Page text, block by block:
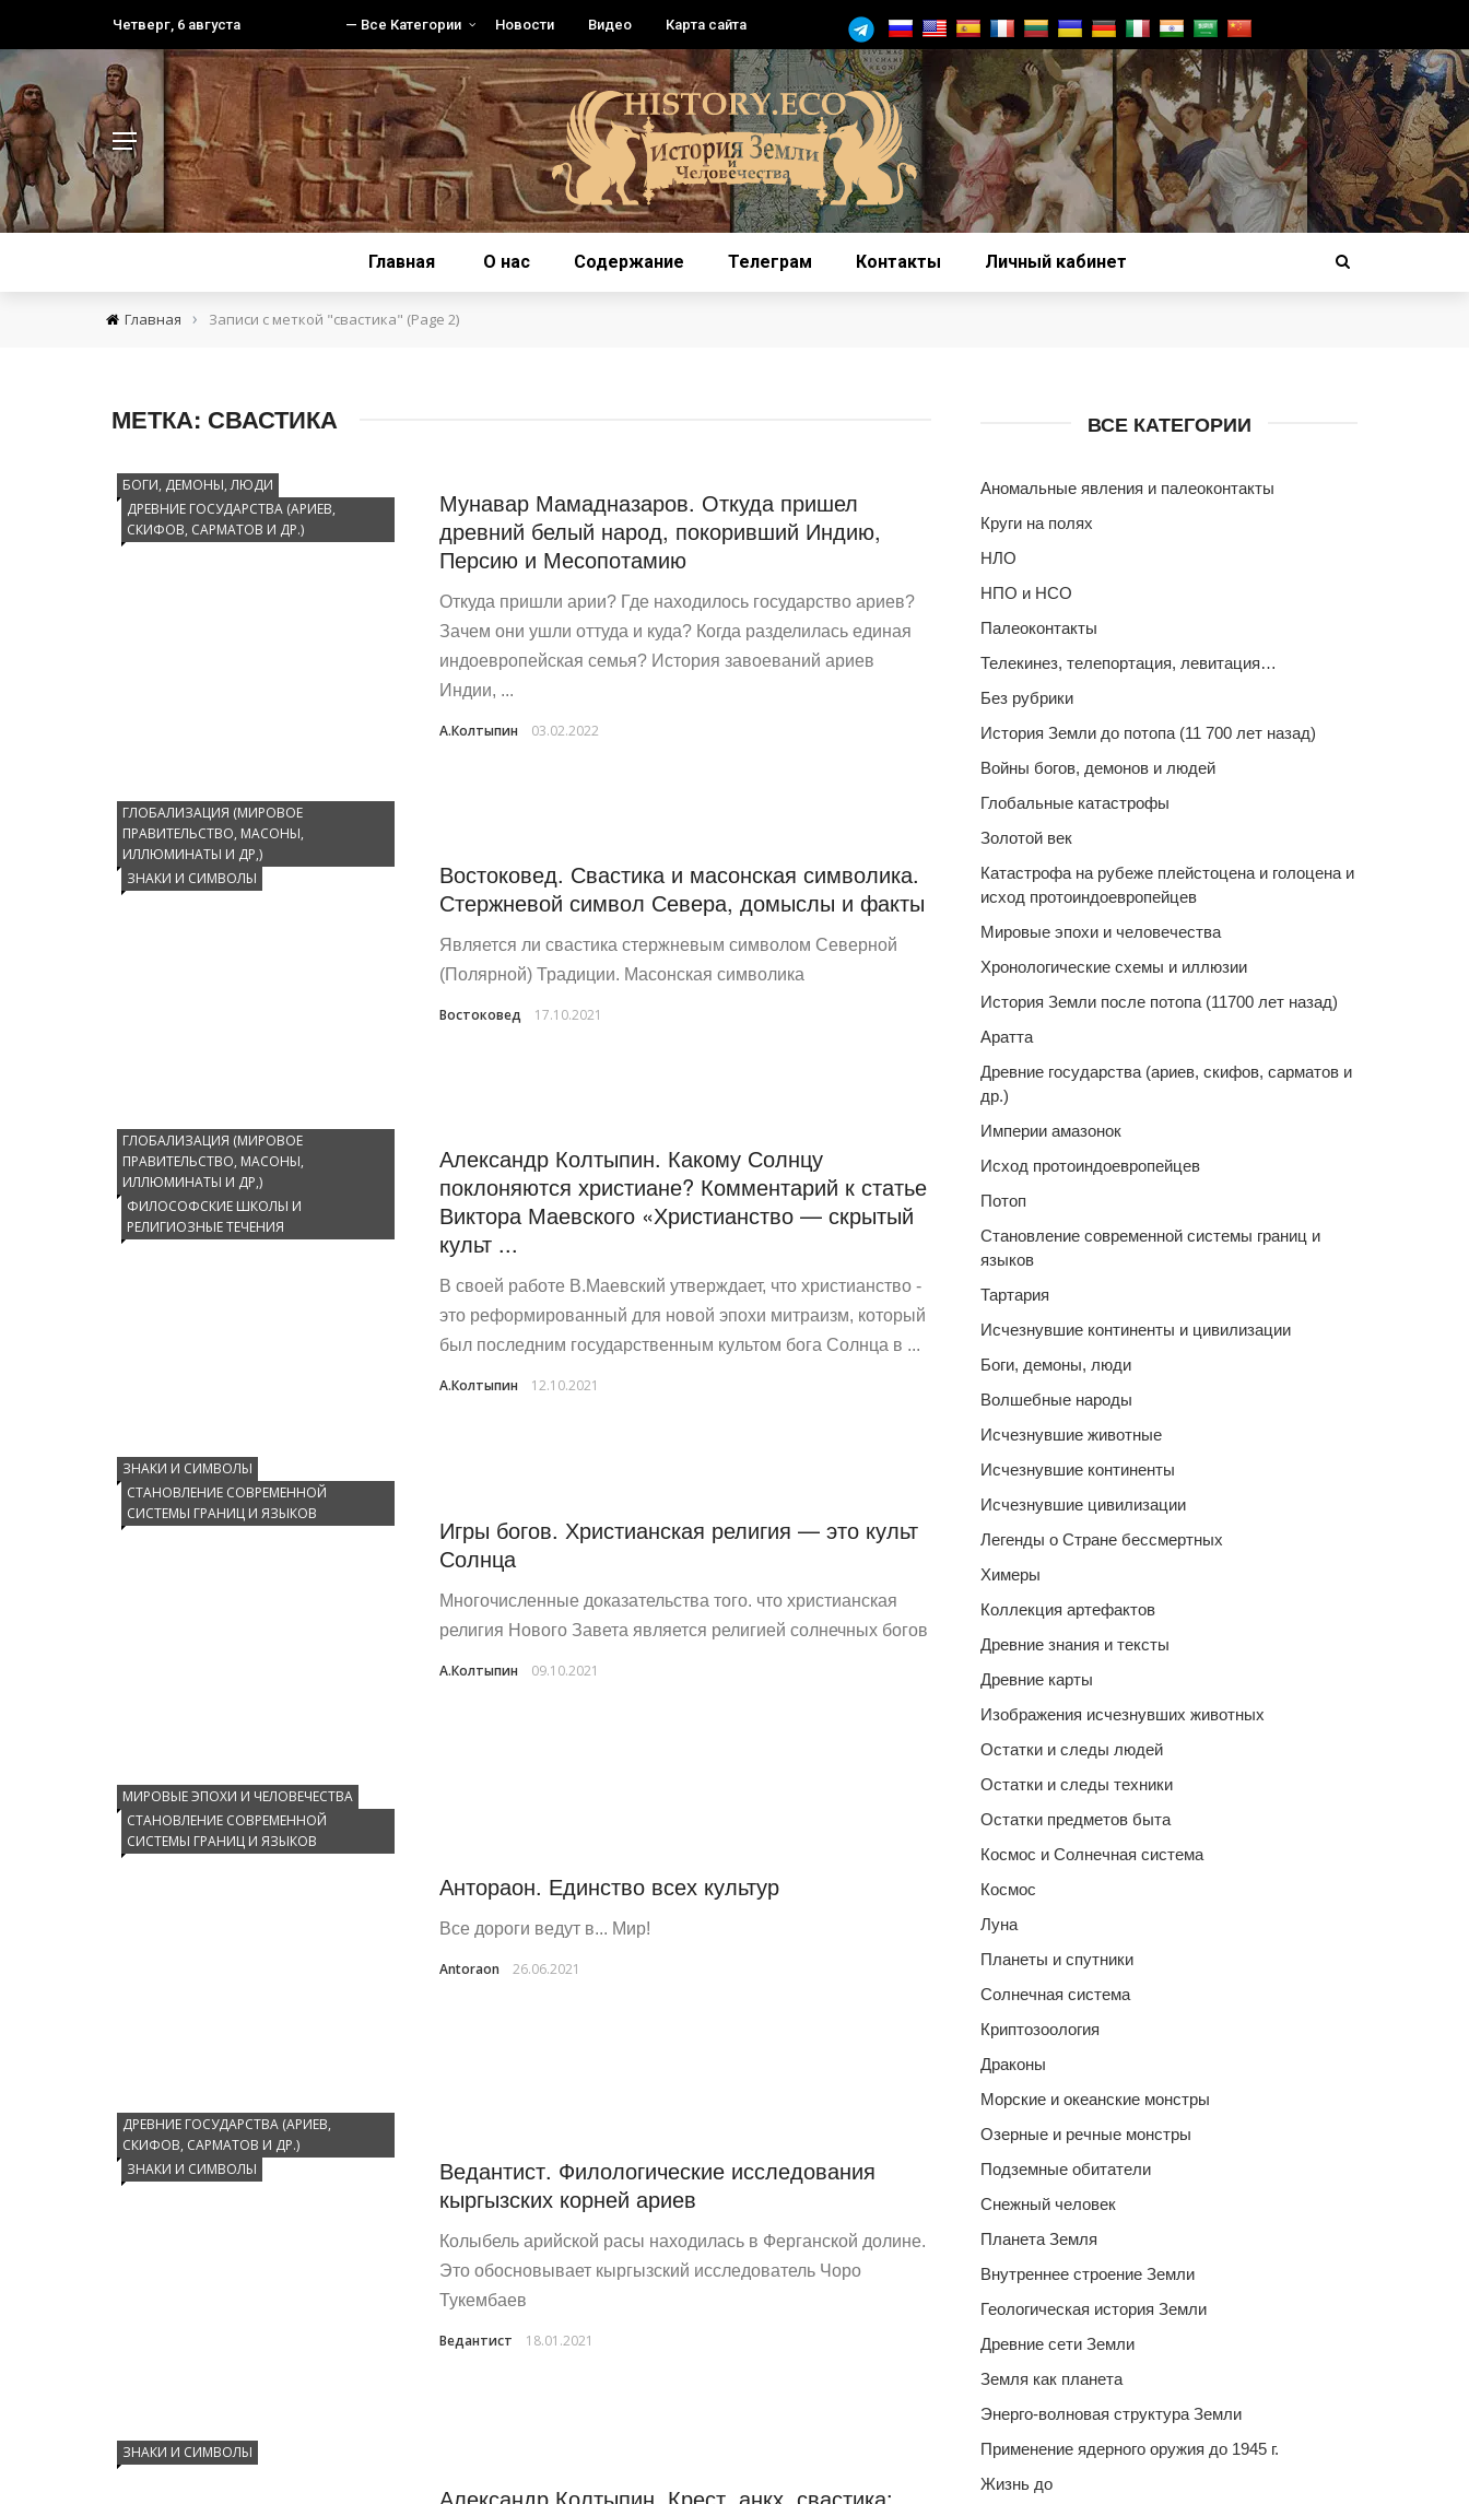
Четверг, 6 августа — Все Категории Новости Видео Карта сайта
Главная О нас Содержание Телеграм Контакты Личный кабинет
Главная › Записи с меткой "свастика" (Page 2)
МЕТКА: СВАСТИКА
БОГИ, ДЕМОНЫ, ЛЮДИ
ДРЕВНИЕ ГОСУДАРСТВА (АРИЕВ,
СКИФОВ, САРМАТОВ И ДР.)
Мунавар Мамадназаров. Откуда пришел
древний белый народ, покоривший Индию,
Персию и Месопотамию
Откуда пришли арии? Где находилось государство ариев?
Зачем они ушли оттуда и куда? Когда разделилась единая
индоевропейская семья? История завоеваний ариев
Индии, ...
А.Колтыпин 03.02.2022
ГЛОБАЛИЗАЦИЯ (МИРОВОЕ
ПРАВИТЕЛЬСТВО, МАСОНЫ,
ИЛЛЮМИНАТЫ И ДР,)
ЗНАКИ И СИМВОЛЫ
Востоковед. Свастика и масонская символика.
Стержневой символ Севера, домыслы и факты
Является ли свастика стержневым символом Северной
(Полярной) Традиции. Масонская символика
Востоковед 17.10.2021
ГЛОБАЛИЗАЦИЯ (МИРОВОЕ
ПРАВИТЕЛЬСТВО, МАСОНЫ,
ИЛЛЮМИНАТЫ И ДР,)
ФИЛОСОФСКИЕ ШКОЛЫ И
РЕЛИГИОЗНЫЕ ТЕЧЕНИЯ
Александр Колтыпин. Какому Солнцу
поклоняются христиане? Комментарий к статье
Виктора Маевского «Христианство — скрытый
культ ...
В своей работе В.Маевский утверждает, что христианство -
это реформированный для новой эпохи митраизм, который
был последним государственным культом бога Солнца в ...
А.Колтыпин 12.10.2021
ЗНАКИ И СИМВОЛЫ
СТАНОВЛЕНИЕ СОВРЕМЕННОЙ
СИСТЕМЫ ГРАНИЦ И ЯЗЫКОВ
Игры богов. Христианская религия — это культ
Солнца
Многочисленные доказательства того. что христианская
религия Нового Завета является религией солнечных богов
А.Колтыпин 09.10.2021
МИРОВЫЕ ЭПОХИ И ЧЕЛОВЕЧЕСТВА
СТАНОВЛЕНИЕ СОВРЕМЕННОЙ
СИСТЕМЫ ГРАНИЦ И ЯЗЫКОВ
Антораон. Единство всех культур
Все дороги ведут в... Мир!
Antoraon 26.06.2021
ДРЕВНИЕ ГОСУДАРСТВА (АРИЕВ,
СКИФОВ, САРМАТОВ И ДР.)
ЗНАКИ И СИМВОЛЫ
Ведантист. Филологические исследования
кыргызских корней ариев
Колыбель арийской расы находилась в Ферганской долине.
Это обосновывает кыргызский исследователь Чоро
Тукембаев
Ведантист 18.01.2021
ЗНАКИ И СИМВОЛЫ
ВСЕ КАТЕГОРИИ
Аномальные явления и палеоконтакты
Круги на полях
НЛО
НПО и НСО
Палеоконтакты
Телекинез, телепортация, левитация…
Без рубрики
История Земли до потопа (11 700 лет назад)
Войны богов, демонов и людей
Глобальные катастрофы
Золотой век
Катастрофа на рубеже плейстоцена и голоцена и
исход протоиндоевропейцев
Мировые эпохи и человечества
Хронологические схемы и иллюзии
История Земли после потопа (11700 лет назад)
Аратта
Древние государства (ариев, скифов, сарматов и
др.)
Империи амазонок
Исход протоиндоевропейцев
Потоп
Становление современной системы границ и
языков
Тартария
Исчезнувшие континенты и цивилизации
Боги, демоны, люди
Волшебные народы
Исчезнувшие животные
Исчезнувшие континенты
Исчезнувшие цивилизации
Легенды о Стране бессмертных
Химеры
Коллекция артефактов
Древние знания и тексты
Древние карты
Изображения исчезнувших животных
Остатки и следы людей
Остатки и следы техники
Остатки предметов быта
Космос и Солнечная система
Космос
Луна
Планеты и спутники
Солнечная система
Криптозоология
Драконы
Морские и океанские монстры
Озерные и речные монстры
Подземные обитатели
Снежный человек
Планета Земля
Внутреннее строение Земли
Геологическая история Земли
Древние сети Земли
Земля как планета
Энерго-волновая структура Земли
Применение ядерного оружия до 1945 г.
Жизнь до